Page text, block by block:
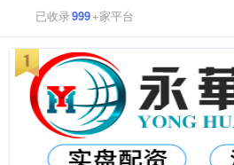
已收录999+家平台